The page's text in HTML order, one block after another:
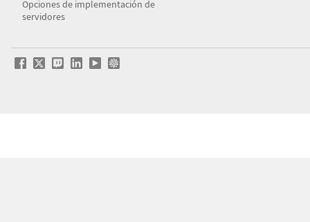
Opciones de implementación de
servidores